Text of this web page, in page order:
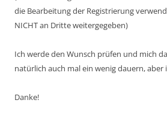
die Bearbeitung der Registrierung
NICHT an Dritte weitergegeben)
Ich werde den Wunsch prüfen und mich
natürlich auch mal ein wenig dauern, aber
Danke!